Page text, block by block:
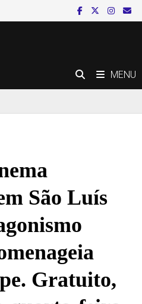
MENU
São Luís
Gratuito,